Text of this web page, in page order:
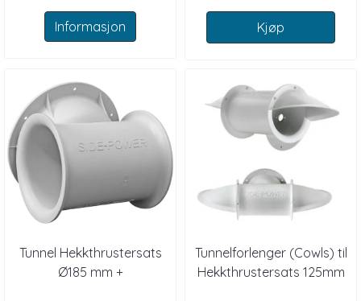
Informasjon Kjøp
Tunnel Hekkthrustersats
Ø185 mm +
Tunnelforlenger (Cowls) til
Hekkthrustersats 125mm